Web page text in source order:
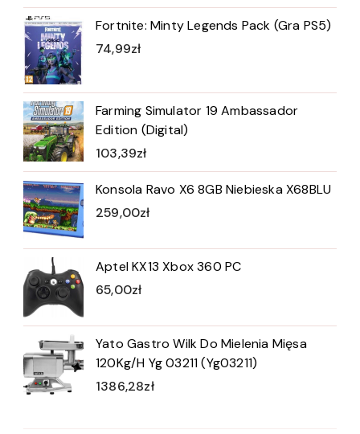
Fortnite: Minty Legends Pack (Gra PS5)
74,99zł
Farming Simulator 19 Ambassador
Edition (Digital)
103,39zł
Konsola Ravo X6 8GB Niebieska X68BLU
259,00zł
Aptel KX13 Xbox 360 PC
65,00zł
Yato Gastro Wilk Do Mielenia Mięsa
120Kg/H Yg 03211 (Yg03211)
1386,28zł